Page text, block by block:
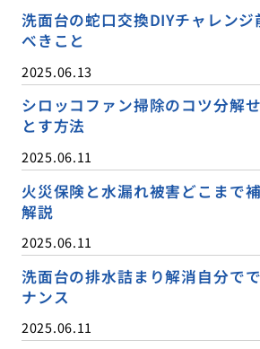
洗面台の蛇口交換DIYチャレンジ
べきこと
2025.06.13
シロッコファン掃除のコツ分解
とす方法
2025.06.11
火災保険と水漏れ被害どこまで
解説
2025.06.11
洗面台の排水詰まり解消自分で
ナンス
2025.06.11